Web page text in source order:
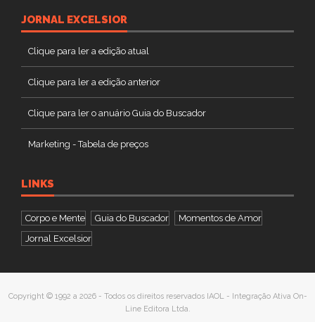
JORNAL EXCELSIOR
Clique para ler a edição atual
Clique para ler a edição anterior
Clique para ler o anuário Guia do Buscador
Marketing - Tabela de preços
LINKS
Corpo e Mente Guia do Buscador
Momentos de Amor
Jornal Excelsior
Copyright © 1992 a 2026 - Todos os direitos reservados IAOL - Integração Ativa On-
Line Editora Ltda.